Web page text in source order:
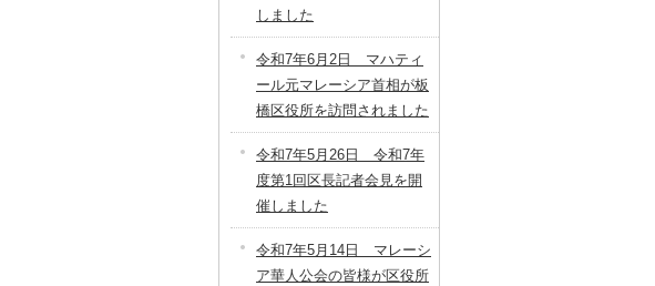
しました
令和7年6月2日 マハティ
ール元マレーシア首相が板
橋区役所を訪問されました
令和7年5月26日 令和7年
度第1回区長記者会見を開
催しました
令和7年5月14日 マレーシ
ア華人公会の皆様が区役所